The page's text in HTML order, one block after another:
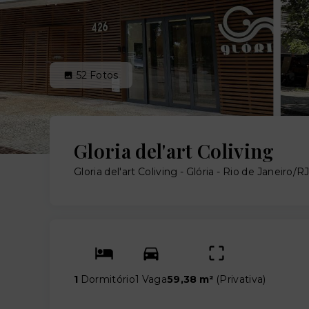
52 Fotos
Gloria del'art Coliving
Gloria del'art Coliving - Glória - Rio de Janeiro/RJ
1 Dormitório1 Vaga59,38 m² (Privativa)